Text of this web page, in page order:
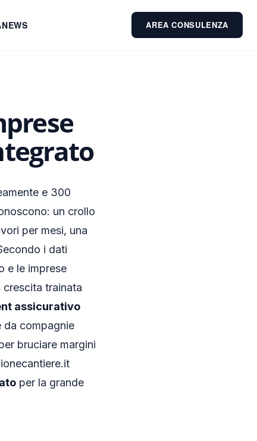
NEWS AREA CONSULENZA
e 300
un crollo
per mesi, una
i dati
e le imprese
trainata
assicurativo
da compagnie
bruciare margini
per la grande